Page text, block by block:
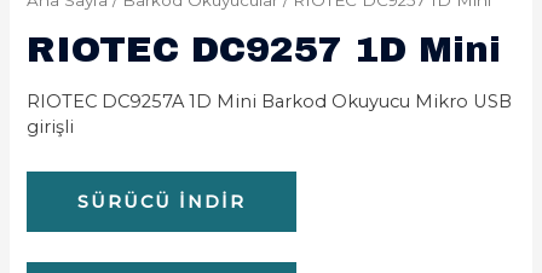
RIOTEC DC9257 1D Mini
RIOTEC DC9257A 1D Mini Barkod Okuyucu Mikro USB
girişli
SÜRÜCÜ İNDIR